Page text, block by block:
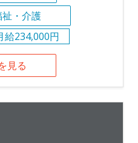
・介護
給234,000円
見る